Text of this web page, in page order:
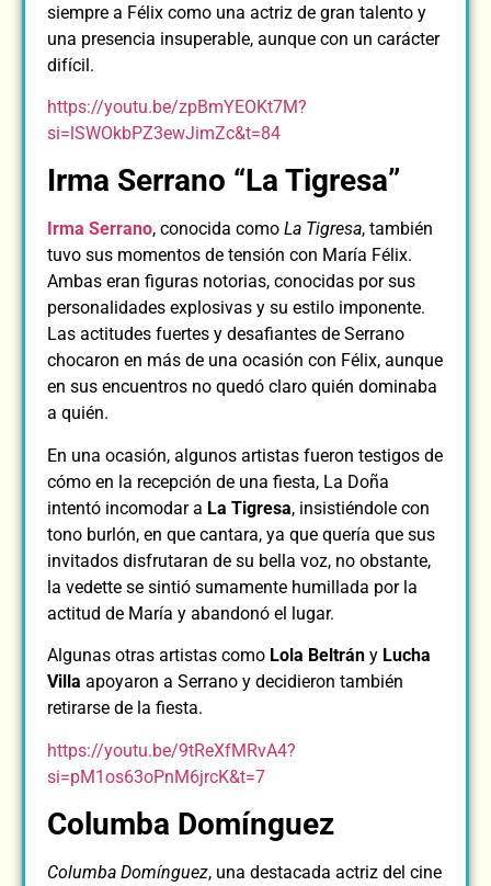
siempre a Félix como una actriz de gran talento y
una presencia insuperable, aunque con un carácter
difícil.
https://youtu.be/zpBmYEOKt7M?
si=lSWOkbPZ3ewJimZc&t=84
Irma Serrano “La Tigresa”
Irma Serrano, conocida como La Tigresa, también
tuvo sus momentos de tensión con María Félix.
Ambas eran figuras notorias, conocidas por sus
personalidades explosivas y su estilo imponente.
Las actitudes fuertes y desafiantes de Serrano
chocaron en más de una ocasión con Félix, aunque
en sus encuentros no quedó claro quién dominaba
a quién.
En una ocasión, algunos artistas fueron testigos de
cómo en la recepción de una fiesta, La Doña
intentó incomodar a La Tigresa, insistiéndole con
tono burlón, en que cantara, ya que quería que sus
invitados disfrutaran de su bella voz, no obstante,
la vedette se sintió sumamente humillada por la
actitud de María y abandonó el lugar.
Algunas otras artistas como Lola Beltrán y Lucha
Villa apoyaron a Serrano y decidieron también
retirarse de la fiesta.
https://youtu.be/9tReXfMRvA4?
si=pM1os63oPnM6jrcK&t=7
Columba Domínguez
Columba Domínguez, una destacada actriz del cine